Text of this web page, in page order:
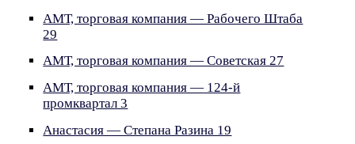
АМТ, торговая компания — Рабочего Штаба
29
АМТ, торговая компания — Советская 27
АМТ, торговая компания — 124-й
промквартал 3
Анастасия — Степана Разина 19